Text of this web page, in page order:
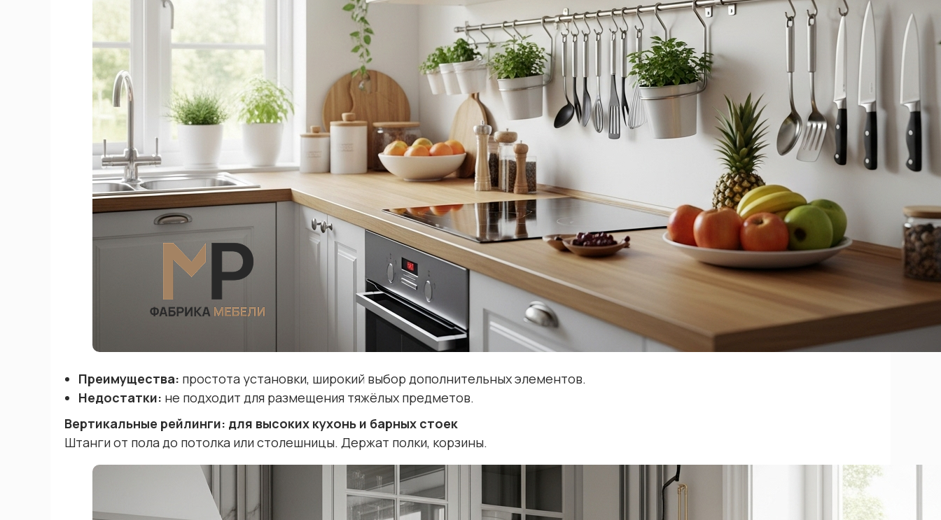
Преимущества: простота установки, широкий выбор дополнительных элементов.
Недостатки: не подходит для размещения тяжёлых предметов.
Вертикальные рейлинги: для высоких кухонь и барных стоек
Штанги от пола до потолка или столешницы. Держат полки, корзины.